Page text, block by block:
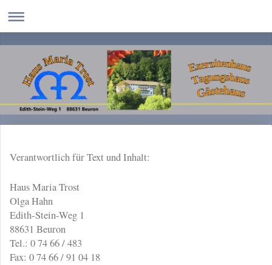
Verantwortlich für Text und Inhalt:
Haus Maria Trost
Olga Hahn
Edith-Stein-Weg 1
88631 Beuron
Tel.: 0 74 66 / 483
Fax: 0 74 66 / 91 04 18